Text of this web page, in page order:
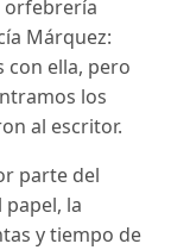
orfebrería
Márquez:
con ella, pero
los
al escritor.
parte del
la
y tiempo de